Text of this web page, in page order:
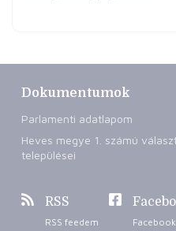
Dokumentumok
Parlamenti adatlapom
Heves megye 1. számú
települései
RSS
RSS feedem